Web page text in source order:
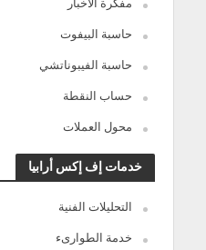
حاسبة البيفوت
حاسبة الفيبوناتشي
حساب النقطة
محول العملات
خدمات إف إكس أرابيا
التحليلات الفنية
خدمة الطوارىء